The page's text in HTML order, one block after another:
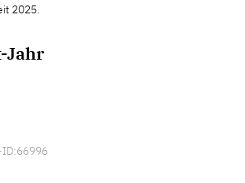
2025.
Jahr